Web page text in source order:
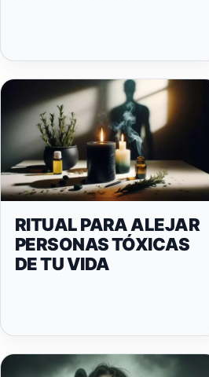
RITUAL PARA ALEJAR
PERSONAS TÓXICAS
DE TU VIDA